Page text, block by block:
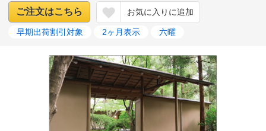
ご注文はこちら お気に入りに追加
早期出荷割引対象 2ヶ月表示 六曜